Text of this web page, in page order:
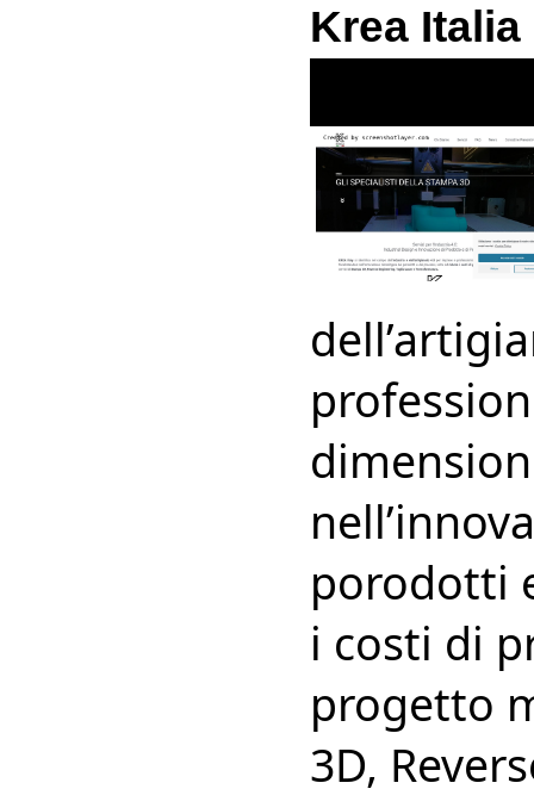
Krea Italia
porodotti
i costi di
progetto
3D,